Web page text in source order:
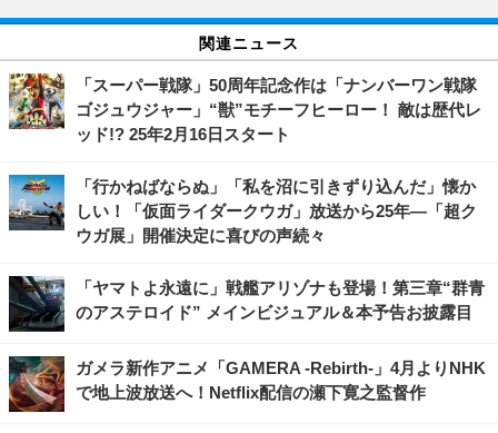
関連ニュース
「スーパー戦隊」50周年記念作は「ナンバーワン戦隊
ゴジュウジャー」“獣”モチーフヒーロー！ 敵は歴代レ
ッド!? 25年2月16日スタート
「行かねばならぬ」「私を沼に引きずり込んだ」懐か
しい！「仮面ライダークウガ」放送から25年―「超ク
ウガ展」開催決定に喜びの声続々
「ヤマトよ永遠に」戦艦アリゾナも登場！第三章“群青
のアステロイド” メインビジュアル＆本予告お披露目
ガメラ新作アニメ「GAMERA -Rebirth-」4月よりNHK
で地上波放送へ！Netflix配信の瀬下寛之監督作